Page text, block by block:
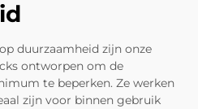
duurzaamheid zijn onze
ontworpen om de
te beperken. Ze werken
zijn voor binnen gebruik